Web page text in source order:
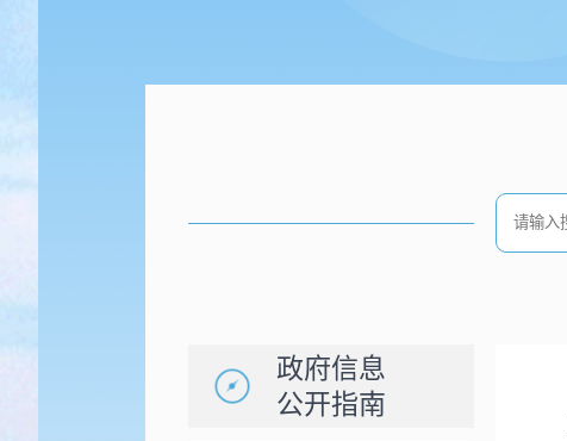
政府信息
公开指南